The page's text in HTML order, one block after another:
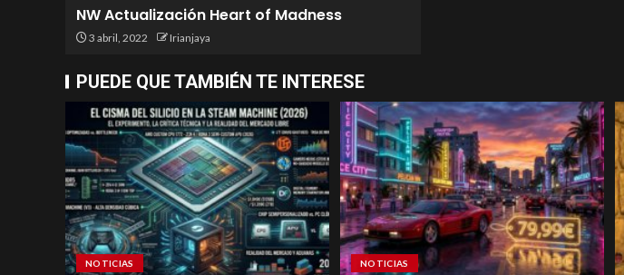
NW Actualización Heart of Madness
3 abril, 2022 Irianjaya
PUEDE QUE TAMBIÉN TE INTERESE
NOTICIAS NOTICIAS